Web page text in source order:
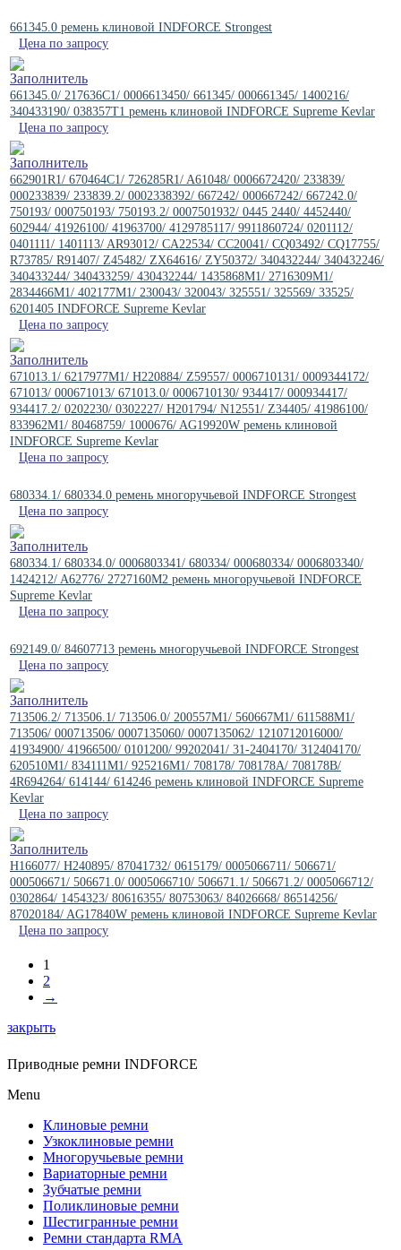
661345.0 ремень клиновой INDFORCE Strongest
Цена по запросу
661345.0/ 217636C1/ 0006613450/ 661345/ 000661345/ 1400216/
340433190/ 038357T1 ремень клиновой INDFORCE Supreme Kevlar
Цена по запросу
662901R1/ 670464C1/ 726285R1/ A61048/ 0006672420/ 233839/
000233839/ 233839.2/ 0002338392/ 667242/ 000667242/ 667242.0/
750193/ 000750193/ 750193.2/ 0007501932/ 0445 2440/ 4452440/
602944/ 41926100/ 41963700/ 4129785117/ 9911860724/ 0201112/
0401111/ 1401113/ AR93012/ CA22534/ CC20041/ CQ03492/ CQ17755/
R73785/ R91407/ Z45482/ ZX64616/ ZY50372/ 340432244/ 340432246/
340433244/ 340433259/ 430432244/ 1435868M1/ 2716309M1/
2834466M1/ 402177M1/ 230043/ 320043/ 325551/ 325569/ 33525/
6201405 INDFORCE Supreme Kevlar
Цена по запросу
671013.1/ 6217977M1/ H220884/ Z59557/ 0006710131/ 0009344172/
671013/ 000671013/ 671013.0/ 0006710130/ 934417/ 000934417/
934417.2/ 0202230/ 0302227/ H201794/ N12551/ Z34405/ 41986100/
833962M1/ 80468759/ 1000676/ AG19920W ремень клиновой
INDFORCE Supreme Kevlar
Цена по запросу
680334.1/ 680334.0 ремень многоручьевой INDFORCE Strongest
Цена по запросу
680334.1/ 680334.0/ 0006803341/ 680334/ 000680334/ 0006803340/
1424212/ A62776/ 2727160M2 ремень многоручьевой INDFORCE
Supreme Kevlar
Цена по запросу
692149.0/ 84607713 ремень многоручьевой INDFORCE Strongest
Цена по запросу
713506.2/ 713506.1/ 713506.0/ 200557M1/ 560667M1/ 611588M1/
713506/ 000713506/ 0007135060/ 0007135062/ 1210712016000/
41934900/ 41966500/ 0101200/ 99202041/ 31-2404170/ 312404170/
620510M1/ 834111M1/ 925216M1/ 708178/ 708178A/ 708178B/
4R694264/ 614144/ 614246 ремень клиновой INDFORCE Supreme
Kevlar
Цена по запросу
H166077/ H240895/ 87041732/ 0615179/ 0005066711/ 506671/
000506671/ 506671.0/ 0005066710/ 506671.1/ 506671.2/ 0005066712/
0302864/ 1454323/ 80616355/ 80753063/ 84026668/ 86514256/
87020184/ AG17840W ремень клиновой INDFORCE Supreme Kevlar
Цена по запросу
1
2
→
закрыть
Приводные ремни INDFORCE
Menu
Клиновые ремни
Узкоклиновые ремни
Многоручьевые ремни
Вариаторные ремни
Зубчатые ремни
Поликлиновые ремни
Шестигранные ремни
Ремни стандарта RMA